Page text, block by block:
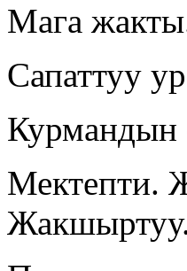
Мага
Сапаттуу
Курмандын
Мектепти.